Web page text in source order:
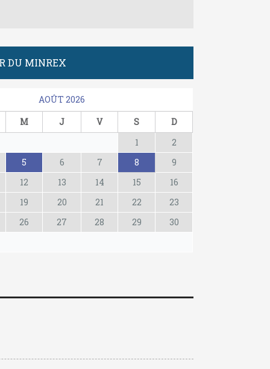
DU MINREX
AOÛT 2026
M J V S
D
1
2
5 6 7 8
9
12 13 14 15
16
19 20 21 22
23
26 27 28 29
30